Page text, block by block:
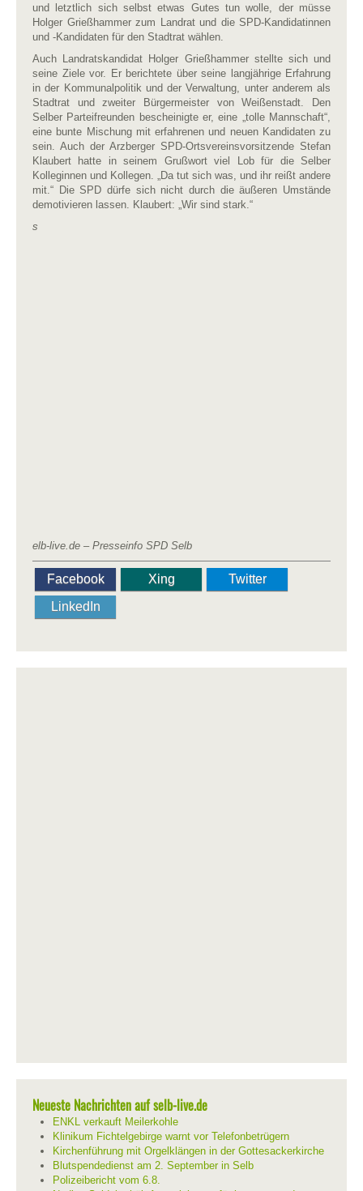
und letztlich sich selbst etwas Gutes tun wolle, der müsse
Holger Grießhammer zum Landrat und die SPD-Kandidatinnen
und -Kandidaten für den Stadtrat wählen.
Auch Landratskandidat Holger Grießhammer stellte sich und
seine Ziele vor. Er berichtete über seine langjährige Erfahrung
in der Kommunalpolitik und der Verwaltung, unter anderem als
Stadtrat und zweiter Bürgermeister von Weißenstadt. Den
Selber Parteifreunden bescheinigte er, eine „tolle Mannschaft“,
eine bunte Mischung mit erfahrenen und neuen Kandidaten zu
sein. Auch der Arzberger SPD-Ortsvereinsvorsitzende Stefan
Klaubert hatte in seinem Grußwort viel Lob für die Selber
Kolleginnen und Kollegen. „Da tut sich was, und ihr reißt andere
mit.“ Die SPD dürfe sich nicht durch die äußeren Umstände
demotivieren lassen. Klaubert: „Wir sind stark.“
s
elb-live.de – Presseinfo SPD Selb
Facebook Xing
Twitter
LinkedIn
Neueste Nachrichten auf selb-live.de
ENKL verkauft Meilerkohle
Klinikum Fichtelgebirge warnt vor Telefonbetrügern
Kirchenführung mit Orgelklängen in der Gottesackerkirche
Blutspendedienst am 2. September in Selb
Polizeibericht vom 6.8.